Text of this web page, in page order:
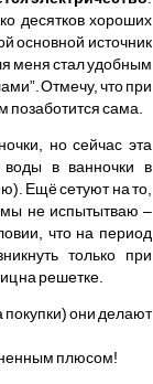
десятков хороших
основной источник
меня стал удобным
Отмечу, что при
позаботится сама.
но сейчас эта
воды в ванночки в
Ещё сетуют на то,
не испытытваю –
что на период
только при
на решетке.
покупки) они делают
плюсом!